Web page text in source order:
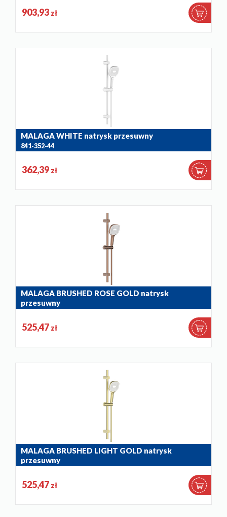
903,93 zł
MALAGA WHITE natrysk przesuwny
841-352-44
362,39 zł
MALAGA BRUSHED ROSE GOLD natrysk
przesuwny
525,47 zł
MALAGA BRUSHED LIGHT GOLD natrysk
przesuwny
525,47 zł